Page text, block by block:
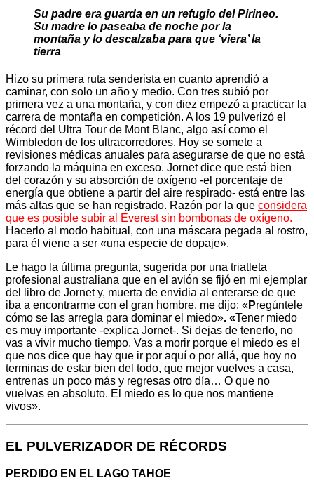
Su padre era guarda en un refugio del Pirineo.
Su madre lo paseaba de noche por la
montaña y lo descalzaba para que ‘viera’ la
tierra
Hizo su primera ruta senderista en cuanto aprendió a
caminar, con solo un año y medio. Con tres subió por
primera vez a una montaña, y con diez empezó a practicar la
carrera de montaña en competición. A los 19 pulverizó el
récord del Ultra Tour de Mont Blanc, algo así como el
Wimbledon de los ultracorredores. Hoy se somete a
revisiones médicas anuales para asegurarse de que no está
forzando la máquina en exceso. Jornet dice que está bien
del corazón y su absorción de oxígeno -el porcentaje de
energía que obtiene a partir del aire respirado- está entre las
más altas que se han registrado. Razón por la que considera
que es posible subir al Everest sin bombonas de oxígeno.
Hacerlo al modo habitual, con una máscara pegada al rostro,
para él viene a ser «una especie de dopaje».
Le hago la última pregunta, sugerida por una triatleta
profesional australiana que en el avión se fijó en mi ejemplar
del libro de Jornet y, muerta de envidia al enterarse de que
iba a encontrarme con el gran hombre, me dijo: «Pregúntele
cómo se las arregla para dominar el miedo». «Tener miedo
es muy importante -explica Jornet-. Si dejas de tenerlo, no
vas a vivir mucho tiempo. Vas a morir porque el miedo es el
que nos dice que hay que ir por aquí o por allá, que hoy no
terminas de estar bien del todo, que mejor vuelves a casa,
entrenas un poco más y regresas otro día… O que no
vuelvas en absoluto. El miedo es lo que nos mantiene
vivos».
EL PULVERIZADOR DE RÉCORDS
PERDIDO EN EL LAGO TAHOE